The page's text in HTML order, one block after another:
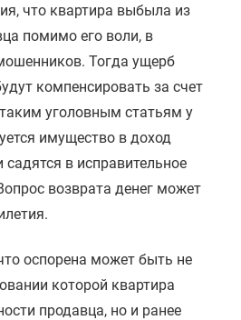
что квартира выбыла из
помимо его воли, в
Тогда ущерб
компенсировать за счет
уголовным статьям у
имущество в доход
садятся в исправительное
возврата денег может
оспорена может быть не
которой квартира
продавца, но и ранее